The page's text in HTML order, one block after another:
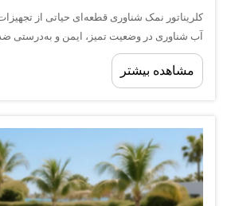
کلریناتور نمک شناوری قطعه‌ای حیاتی از
آب شناوری در وضعیت تمیز، ایمن و
شده است. به جای افزودن دستی قرص‌های کلر یا
شناوری، کلریناتور نمک شناوری این فرآیند را
مشاهده بیشتر